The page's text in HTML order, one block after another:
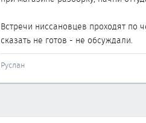
Встречи ниссановцев проходят по
сказать не готов - не обсуждали.
Руслан